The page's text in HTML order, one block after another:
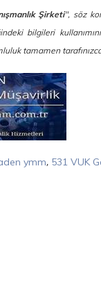
Şirketi", söz
bilgileri
tamamen
ymm, 531 VUK